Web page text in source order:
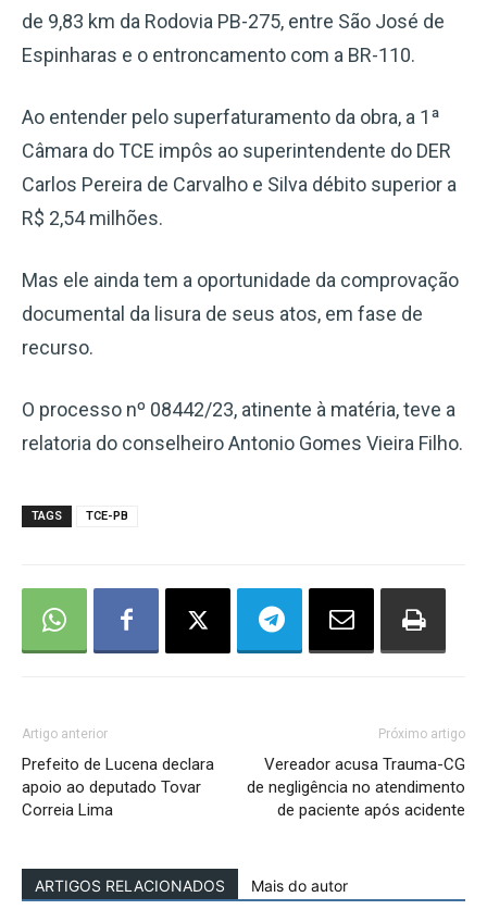
de 9,83 km da Rodovia PB-275, entre São José de
Espinharas e o entroncamento com a BR-110.
Ao entender pelo superfaturamento da obra, a 1ª
Câmara do TCE impôs ao superintendente do DER
Carlos Pereira de Carvalho e Silva débito superior a
R$ 2,54 milhões.
Mas ele ainda tem a oportunidade da comprovação
documental da lisura de seus atos, em fase de
recurso.
O processo nº 08442/23, atinente à matéria, teve a
relatoria do conselheiro Antonio Gomes Vieira Filho.
TAGS TCE-PB
Artigo anterior
Prefeito de Lucena declara
apoio ao deputado Tovar
Correia Lima
Próximo artigo
Vereador acusa Trauma-CG
de negligência no atendimento
de paciente após acidente
ARTIGOS RELACIONADOS Mais do autor